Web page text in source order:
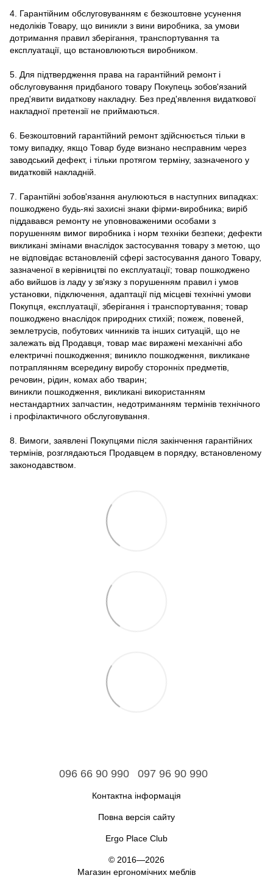
4. Гарантійним обслуговуванням є безкоштовне усунення
недоліків Товару, що виникли з вини виробника, за умови
дотримання правил зберігання, транспортування та
експлуатації, що встановлюються виробником.
5. Для підтвердження права на гарантійний ремонт і
обслуговування придбаного товару Покупець зобов'язаний
пред'явити видаткову накладну. Без пред'явлення видаткової
накладної претензії не приймаються.
6. Безкоштовний гарантійний ремонт здійснюється тільки в
тому випадку, якщо Товар буде визнано несправним через
заводський дефект, і тільки протягом терміну, зазначеного у
видатковій накладній.
7. Гарантійні зобов'язання анулюються в наступних випадках:
пошкоджено будь-які захисні знаки фірми-виробника; виріб
піддавався ремонту не уповноваженими особами з
порушенням вимог виробника і норм техніки безпеки; дефекти
викликані змінами внаслідок застосування товару з метою, що
не відповідає встановленій сфері застосування даного Товару,
зазначеної в керівництві по експлуатації; товар пошкоджено
або вийшов із ладу у зв'язку з порушенням правил і умов
установки, підключення, адаптації під місцеві технічні умови
Покупця, експлуатації, зберігання і транспортування; товар
пошкоджено внаслідок природних стихій; пожеж, повеней,
землетрусів, побутових чинників та інших ситуацій, що не
залежать від Продавця, товар має виражені механічні або
електричні пошкодження; виникло пошкодження, викликане
потраплянням всередину виробу сторонніх предметів,
речовин, рідин, комах або тварин;
виникли пошкодження, викликані використанням
нестандартних запчастин, недотриманням термінів технічного
і профілактичного обслуговування.
8. Вимоги, заявлені Покупцями після закінчення гарантійних
термінів, розглядаються Продавцем в порядку, встановленому
законодавством.
096 66 90 990 097 96 90 990
Контактна інформація
Повна версія сайту
Ergo Place Club
© 2016—2026
Магазин ергономічних меблів